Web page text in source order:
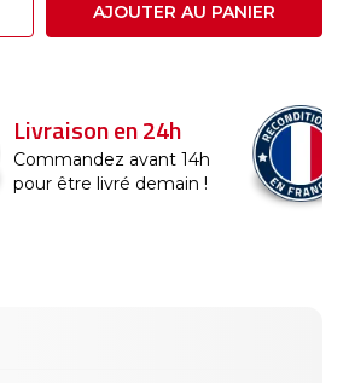
AJOUTER AU PANIER
Reconditionné en
France